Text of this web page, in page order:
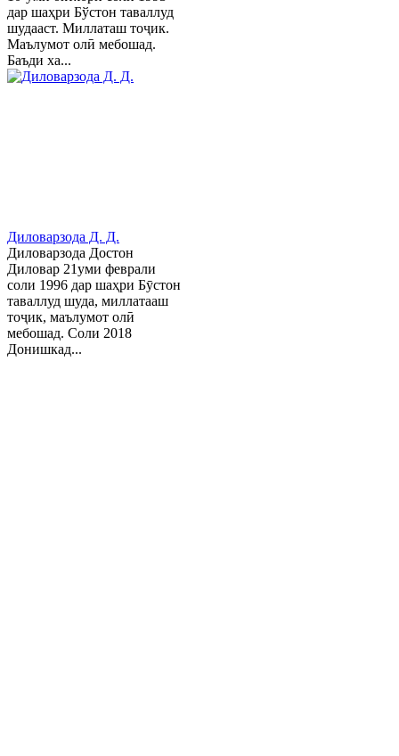
дар шаҳри Бўстон таваллуд
шудааст. Миллаташ тоҷик.
Маълумот олӣ мебошад.
Баъди ха...
Диловарзода Д. Д.
Диловарзода Достон
Диловар 21уми феврали
соли 1996 дар шаҳри Бӯстон
таваллуд шуда, миллатааш
тоҷик, маълумот олӣ
мебошад. Соли 2018
Донишкад...